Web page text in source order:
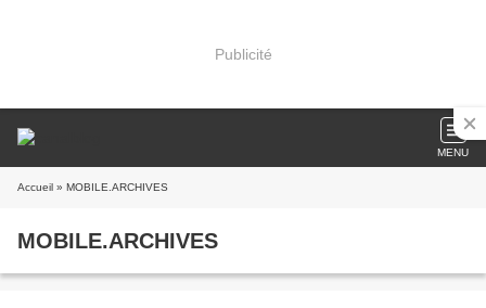
Publicité
MENU
Accueil » MOBILE.ARCHIVES
MOBILE.ARCHIVES